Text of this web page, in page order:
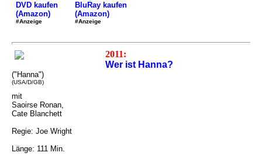
DVD kaufen
(Amazon)
#Anzeige
BluRay kaufen
(Amazon)
#Anzeige
2011:
Wer ist Hanna?
("Hanna")
(USA/D/GB)
mit
Saoirse Ronan,
Cate Blanchett
Regie: Joe Wright
Länge: 111 Min.